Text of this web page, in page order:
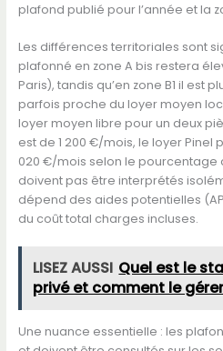
plafond publié pour l’année et la
Les différences territoriales sont
plafonné en zone A bis restera
Paris), tandis qu’en zone B1 il est
parfois proche du loyer moyen
loyer moyen libre pour un deux
est de 1 200 €/mois, le loyer Pinel
020 €/mois selon le pourcentage
doivent pas être interprétés
dépend des aides potentielles
du coût total charges incluses.
LISEZ AUSSI Quel est le
privé et comment le
Une nuance essentielle : les